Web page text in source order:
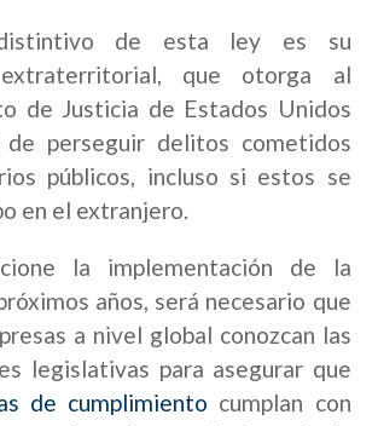
de esta ley es su
que otorga al
de Justicia de Estados Unidos
de perseguir delitos cometidos
públicos, incluso si estos se
en el extranjero.
la implementación de la
años, será necesario que
a nivel global conozcan las
legislativas para asegurar que
de cumplimiento cumplan con